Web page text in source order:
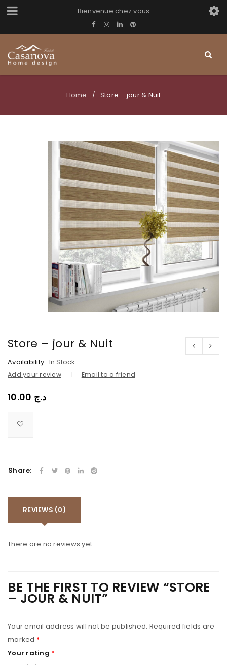
Bienvenue chez vous
Home / Store – jour & Nuit
Store – jour & Nuit
Availability: In Stock
Add your review Email to a friend
د.ج
Share:
REVIEWS (0)
There are no reviews yet.
BE THE FIRST TO REVIEW “STORE
– JOUR & NUIT”
Your email address will not be published. Required fields are
marked *
Your rating *